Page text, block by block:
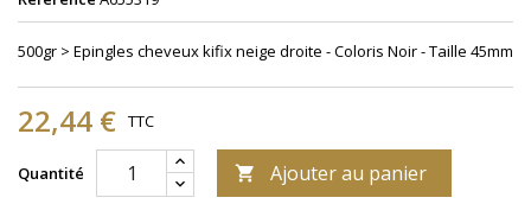
500gr > Epingles cheveuxkifix neige droite - Coloris Noir - Taille 45mm
22,44 € TTC
Quantité  Ajouter au panier